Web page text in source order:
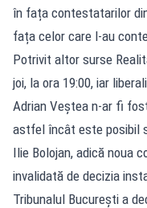
în fața contestatarilor
fața celor care l-au
Potrivit altor surse
joi, la ora 19:00, iar
Adrian Veștea n-ar fi
astfel încât este posibil
Ilie Bolojan, adică noua
invalidată de decizia
Tribunalul București a